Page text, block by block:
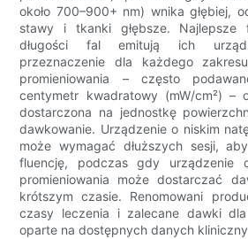
około 700–900+ nm) wnika głębiej,
stawy i tkanki głębsze. Najlepsze
długości fal emitują ich
przeznaczenie dla każdego
promieniowania – często
centymetr kwadratowy (mW/cm²) –
dostarczona na jednostkę
dawkowanie. Urządzenie o niskim
może wymagać dłuższych sesji,
fluencję, podczas gdy urządzenie
promieniowania może dostarczać
krótszym czasie. Renomowani
czasy leczenia i zalecane dawki
oparte na dostępnych danych